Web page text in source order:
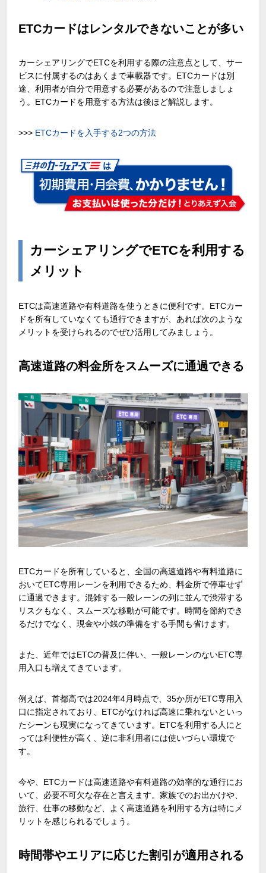
ETCカードはレンタルできないことが多い
カーシェアリングでETCを利用する際の注意点として、サー
ビスに付属するのはあくまで車載器です。ETCカードは別
途、利用者が自分で用意する必要があるので注意しましょ
う。ETCカードを用意する方法は後ほど解説します。
>>> ETCカードを入手する2つの方法
カーシェアリングでETCを利用する
メリット
ETCは高速道路や有料道路を使うときに便利です。ETCカー
ドを所有していなくても通行できますが、あれば次のような
メリットを受けられるのでぜひ活用してみましょう。
高速道路の料金所をスムーズに通過できる
ETCカードを所有していると、全国の高速道路や有料道路に
おいてETC専用レーンを利用できるため、料金所で停車せず
に通過できます。混雑する一般レーンの列に並んで渋滞する
リスクもなく、スムーズな移動が可能です。時間を節約でき
るだけでなく、現金や小銭の準備をする手間も省けます。
また、近年ではETCの普及に伴い、一般レーンのないETC専
用入口も増えてきています。
例えば、首都高では2024年4月時点で、35か所がETC専用入
口に指定されており、ETCがなければ高速に乗れないといっ
たシーンも現実になってきています。ETCを利用する人にと
っては利便性が高く、逆に非利用者には使いづらい環境で
す。
今や、ETCカードは高速道路や有料道路の効率的な通行にお
いて、必要不可欠な存在と言えます。家族でのお出かけや、
旅行、仕事の移動など、よく高速道路を利用する方は特にメ
リットを感じられるでしょう。
時間帯やエリアに応じた割引が適用される